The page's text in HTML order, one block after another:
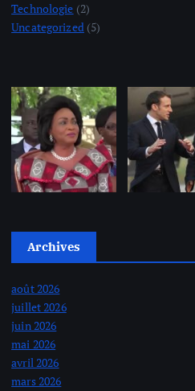
Technologie (2)
Uncategorized(5)
Archives
août 2026
juillet 2026
juin 2026
mai 2026
avril 2026
mars 2026